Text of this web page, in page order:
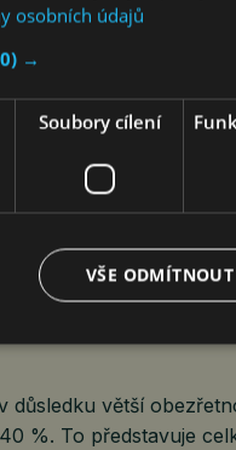
z nichž část u
skladových prostor.
dokončily
hala v Industrial Zone
Bosch s více než 40
North
druhého čtvrtletí
(264 tis. m2) a v
důsledku větší
%. To představuje
osobních údajů
→
Soubory cílení
VŠE ODMÍTNOUT